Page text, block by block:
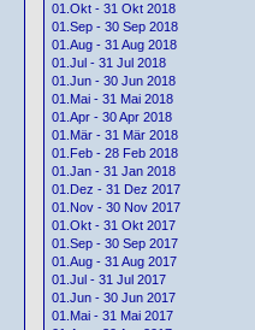
01.Okt - 31 Okt 2018
01.Sep - 30 Sep 2018
01.Aug - 31 Aug 2018
01.Jul - 31 Jul 2018
01.Jun - 30 Jun 2018
01.Mai - 31 Mai 2018
01.Apr - 30 Apr 2018
01.Mär - 31 Mär 2018
01.Feb - 28 Feb 2018
01.Jan - 31 Jan 2018
01.Dez - 31 Dez 2017
01.Nov - 30 Nov 2017
01.Okt - 31 Okt 2017
01.Sep - 30 Sep 2017
01.Aug - 31 Aug 2017
01.Jul - 31 Jul 2017
01.Jun - 30 Jun 2017
01.Mai - 31 Mai 2017